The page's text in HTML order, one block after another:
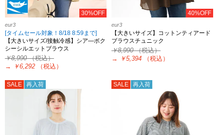
30%OFF
eur3
[タイムセール対象！8/18 8:59まで]
【大きいサイズ/接触冷感】シア―ボク
シーシルエットブラウス
￥8,990（税込）
→
￥6,292 （税込）
40%OFF
eur3
【大きいサイズ】コットンティアード
ブラウスチュニック
￥8,990（税込）
→
￥5,394 （税込）
SALE 再入荷 SALE 再入荷